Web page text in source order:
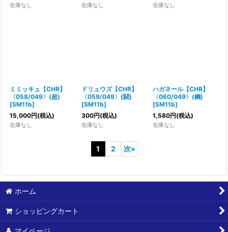
在庫なし 在庫なし 在庫なし
ミミッキュ【CHR】
〈058/049〉(超)
[SM11b]
15,000円(税込)
在庫なし
ドリュウズ【CHR】
〈059/049〉(闘)
[SM11b]
300円(税込)
在庫なし
ハガネール【CHR】
〈060/049〉(鋼)
[SM11b]
1,580円(税込)
在庫なし
1 2 次»
ホーム
ショッピングカート